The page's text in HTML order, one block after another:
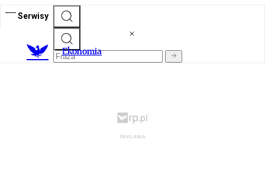
Serwisy
Ekonomia